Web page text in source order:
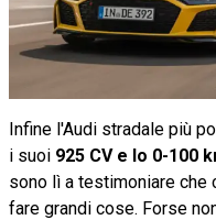
Infine l'Audi stradale più
i suoi 925 CV e lo 0-100
sono lì a testimoniare
fare grandi cose. Forse